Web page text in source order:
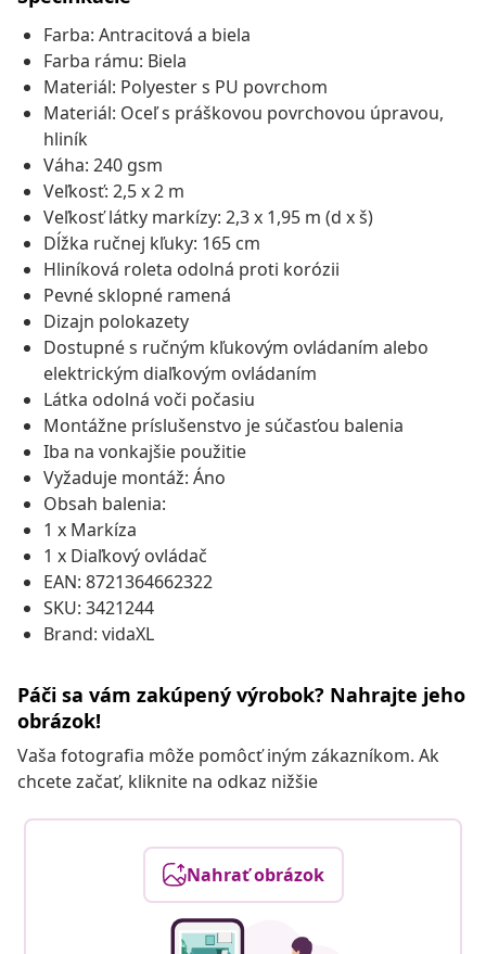
Farba: Antracitová a biela
Farba rámu: Biela
Materiál: Polyester s PU povrchom
Materiál: Oceľ s práškovou povrchovou úpravou,
hliník
Váha: 240 gsm
Veľkosť: 2,5 x 2 m
Veľkosť látky markízy: 2,3 x 1,95 m (d x š)
Dĺžka ručnej kľuky: 165 cm
Hliníková roleta odolná proti korózii
Pevné sklopné ramená
Dizajn polokazety
Dostupné s ručným kľukovým ovládaním alebo
elektrickým diaľkovým ovládaním
Látka odolná voči počasiu
Montážne príslušenstvo je súčasťou balenia
Iba na vonkajšie použitie
Vyžaduje montáž: Áno
Obsah balenia:
1 x Markíza
1 x Diaľkový ovládač
EAN: 8721364662322
SKU: 3421244
Brand: vidaXL
Páči sa vám zakúpený výrobok? Nahrajte jeho
obrázok!
Vaša fotografia môže pomôcť iným zákazníkom. Ak
chcete začať, kliknite na odkaz nižšie
Nahrať obrázok